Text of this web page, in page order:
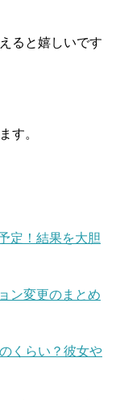
ると嬉しいです
す。
定！結果を大胆
ン変更のまとめ
くらい？彼女や